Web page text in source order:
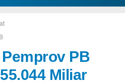
PB
Miliar